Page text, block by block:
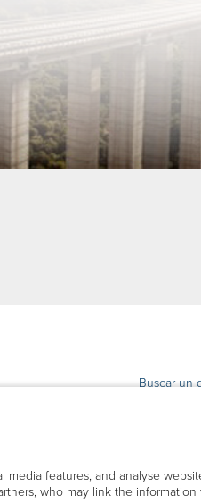
Buscar un
features, and analyse
who may link the